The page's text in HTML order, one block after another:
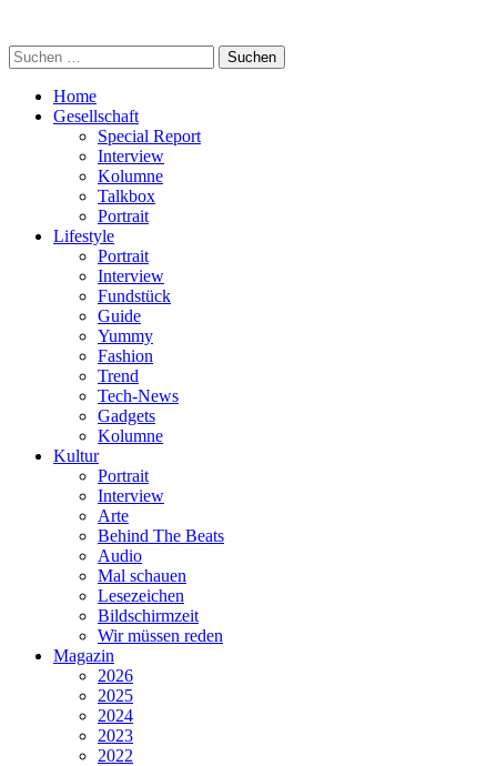
Suchen
nach:
Home
Gesellschaft
Special Report
Interview
Kolumne
Talkbox
Portrait
Lifestyle
Portrait
Interview
Fundstück
Guide
Yummy
Fashion
Trend
Tech-News
Gadgets
Kolumne
Kultur
Portrait
Interview
Arte
Behind The Beats
Audio
Mal schauen
Lesezeichen
Bildschirmzeit
Wir müssen reden
Magazin
2026
2025
2024
2023
2022